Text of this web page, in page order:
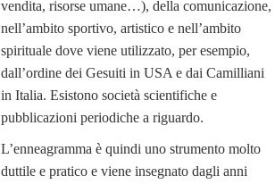
vendita, risorse umane…), della comunicazione,
nell’ambito sportivo, artistico e nell’ambito
spirituale dove viene utilizzato, per esempio,
dall’ordine dei Gesuiti in USA e dai Camilliani
in Italia. Esistono società scientifiche e
pubblicazioni periodiche a riguardo.
L’enneagramma è quindi uno strumento molto
duttile e pratico e viene insegnato dagli anni